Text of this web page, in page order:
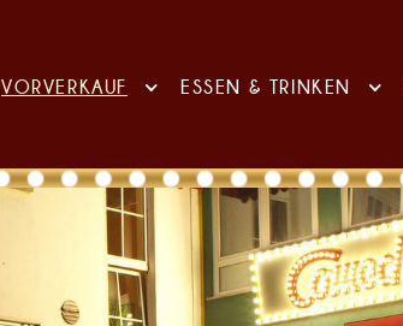
VORVERKAUF ESSEN & TRINKEN